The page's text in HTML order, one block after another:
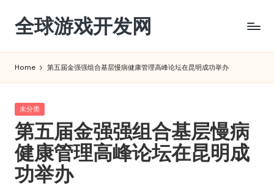
Skip
content
全球游戏开发网
Home 第五届金强强组合基层慢病健康管理高峰论坛在昆明成功举办
Posted
in
未分类
第五届金强强组合基层慢病
健康管理高峰论坛在昆明成
功举办